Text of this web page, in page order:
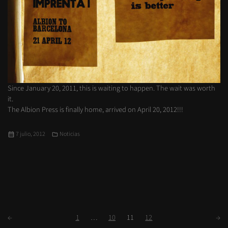
Since January 20, 2011, this is waiting to happen. The wait was worth
it.
The Albion Press is finally home, arrived on April 20, 2012!!!
Publicado
7 julio, 2012 Categorías
Noticias
Paginación
← Página
1 … Página
10 Página
11 Página
12 →